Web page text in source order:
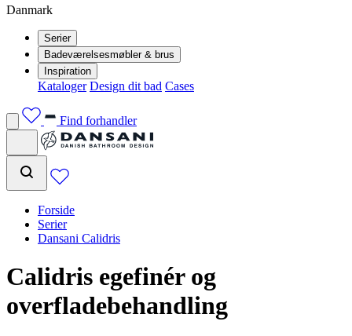
Danmark
Serier
Badeværelsesmøbler & brus
Inspiration
Kataloger Design dit bad Cases
Find forhandler
Forside
Serier
Dansani Calidris
Calidris egefinér og
overfladebehandling